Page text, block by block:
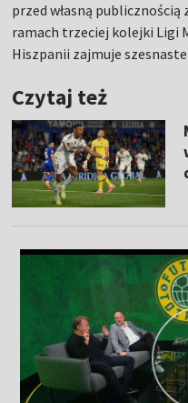
przed własną
ramach trzeciej kolejki Ligi
Hiszpanii zajmuje
Czytaj też